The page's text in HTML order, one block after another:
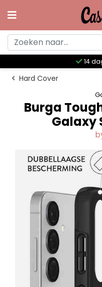
Meer dan
Hard Cover
Burga
Galaxy